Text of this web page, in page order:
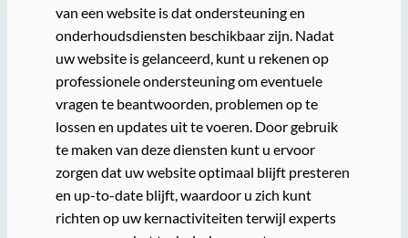
van een website is dat ondersteuning en
onderhoudsdiensten beschikbaar zijn. Nadat
uw website is gelanceerd, kunt u rekenen op
professionele ondersteuning om eventuele
vragen te beantwoorden, problemen op te
lossen en updates uit te voeren. Door gebruik
te maken van deze diensten kunt u ervoor
zorgen dat uw website optimaal blijft presteren
en up-to-date blijft, waardoor u zich kunt
richten op uw kernactiviteiten terwijl experts